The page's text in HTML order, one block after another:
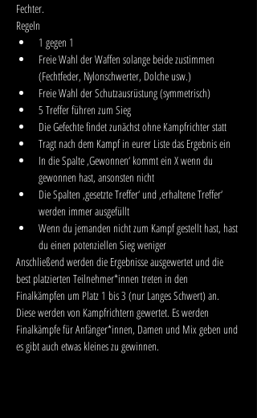
Fechter.
Regeln
1 gegen 1
Freie Wahl der Waffen solange beide zustimmen
(Fechtfeder, Nylonschwerter, Dolche usw.)
Freie Wahl der Schutzausrüstung (symmetrisch)
5 Treffer führen zum Sieg
Die Gefechte findet zunächst ohne Kampfrichter statt
Tragt nach dem Kampf in eurer Liste das Ergebnis ein
In die Spalte ‚Gewonnen‘ kommt ein X wenn du
gewonnen hast, ansonsten nicht
Die Spalten ‚gesetzte Treffer‘ und ‚erhaltene Treffer‘
werden immer ausgefüllt
Wenn du jemanden nicht zum Kampf gestellt hast, hast
du einen potenziellen Sieg weniger
Anschließend werden die Ergebnisse ausgewertet und die
best platzierten Teilnehmer*innen treten in den
Finalkämpfen um Platz 1 bis 3 (nur Langes Schwert) an.
Diese werden von Kampfrichtern gewertet. Es werden
Finalkämpfe für Anfänger*innen, Damen und Mix geben und
es gibt auch etwas kleines zu gewinnen.